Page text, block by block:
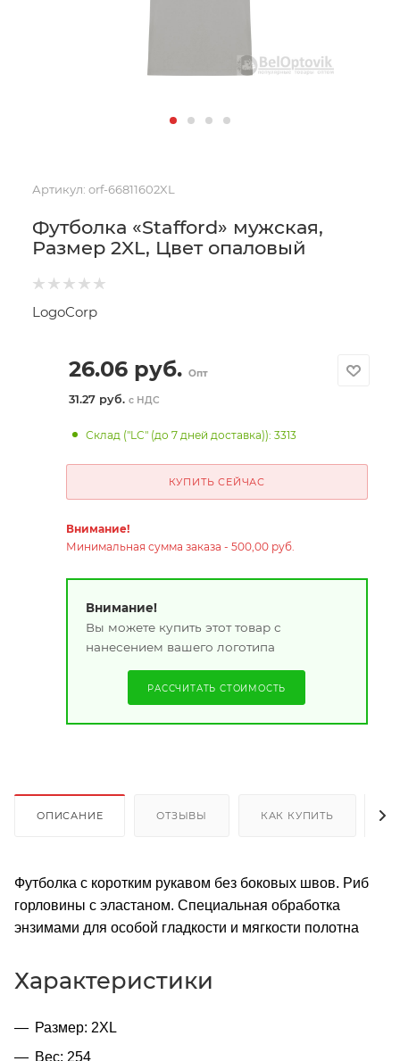
Артикул: orf-66811602XL
Футболка «Stafford» мужская,
Размер 2XL, Цвет опаловый
LogoCorp
26.06руб. Опт
31.27 руб. с НДС
Склад ("LC" (до 7 дней доставка)): 3313
КУПИТЬ СЕЙЧАС
Внимание!
Минимальная сумма заказа - 500,00 руб.
Внимание!
Вы можете купить этот товар с
нанесением вашего логотипа
РАССЧИТАТЬ СТОИМОСТЬ
ОПИСАНИЕ ОТЗЫВЫ КАК КУПИТЬ
Футболка с коротким рукавом без боковых швов. Риб
горловины с эластаном. Специальная обработка
энзимами для особой гладкости и мягкости полотна
Характеристики
Размер: 2XL
Вес: 254